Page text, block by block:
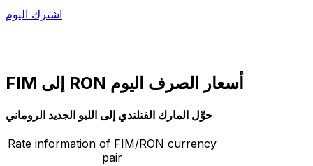
اشترك اليوم
FIM إلى RON أسعار الصرف اليوم
حوِّل المارك الفنلندي إلى الليو الجديد الروماني
Rate information of FIM/RON currency
pair